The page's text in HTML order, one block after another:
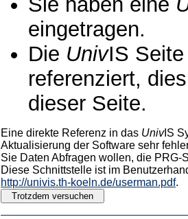
eingetragen.
Die UnivIS
referenziert,
dieser Seite.
Eine direkte Referenz in das UnivIS
Aktualisierung der Software sehr
Sie Daten Abfragen wollen, die PRG-
Diese Schnittstelle ist im
http://univis.th-koeln.de/userman.pdf.